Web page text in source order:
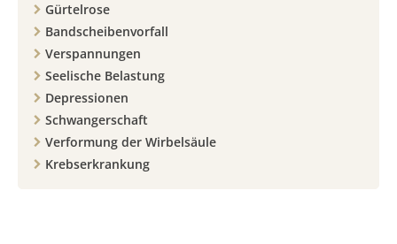
Gürtelrose
Bandscheibenvorfall
Verspannungen
Seelische Belastung
Depressionen
Schwangerschaft
Verformung der Wirbelsäule
Krebserkrankung